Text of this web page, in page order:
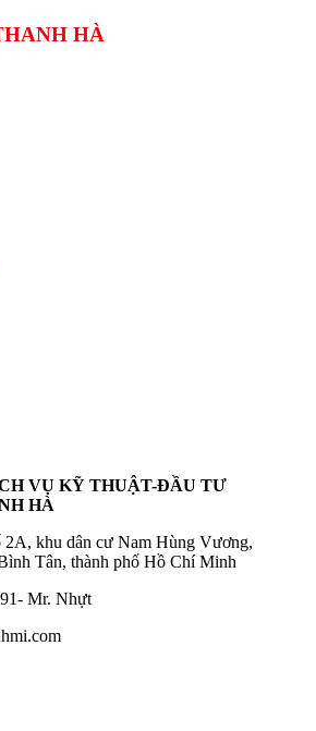
HÀ
VỤ KỸ THUẬT-ĐẦU TƯ
HÀ
2A, khu dân cư Nam Hùng Vương,
Tân, thành phố Hồ Chí Minh
Mr. Nhựt